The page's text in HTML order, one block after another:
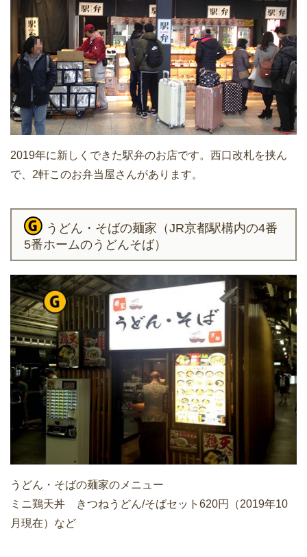
2019年に新しくできた駅弁のお店です。西口改札を挟ん
で、2軒このお弁当屋さんがあります。
うどん・そばの麺家（JR京都駅構内の4番
5番ホームのうどんそば）
うどん・そばの麺家のメニュー
ミニ鶏天丼 きつねうどん/そばセット620円（2019年10
月現在）など